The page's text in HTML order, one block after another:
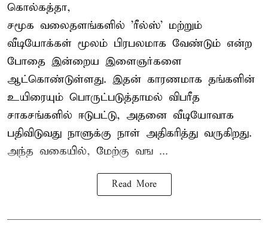
கொல்கத்தா,
சமூக வலைதளங்களில் 'ரீல்ஸ்' மற்றும்
வீடியோக்கள் மூலம் பிரபலமாக வேண்டும் என்ற
போதை இன்றைய இளைஞர்களை
ஆட்கொண்டுள்ளது. இதன் காரணமாக தங்களின்
உயிரையும் பொருட்படுத்தாமல் விபரீத
சாகசங்களில் ஈடுபட்டு, அதனை வீடியோவாக
பதிவிடுவது நாளுக்கு நாள் அதிகரித்து வருகிறது.
அந்த வகையில், மேற்கு வங ...
Read More